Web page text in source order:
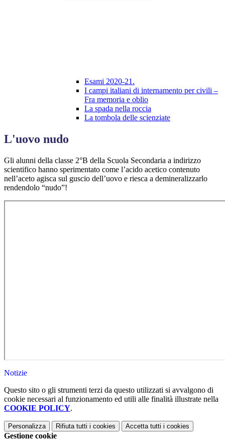
Esami 2020-21.
I campi italiani di internamento per civili –
Fra memoria e oblio
La spada nella roccia
La tombola delle scienziate
L'uovo nudo
Gli alunni della classe 2°B della Scuola Secondaria a indirizzo
scientifico hanno sperimentato come l’acido acetico contenuto
nell’aceto agisca sul guscio dell’uovo e riesca a demineralizzarlo
rendendolo “nudo”!
Notizie
Questo sito o gli strumenti terzi da questo utilizzati si avvalgono di
cookie necessari al funzionamento ed utili alle finalità illustrate nella
COOKIE POLICY.
Personalizza Rifiuta tutti i cookies Accetta tutti i cookies
Gestione cookie